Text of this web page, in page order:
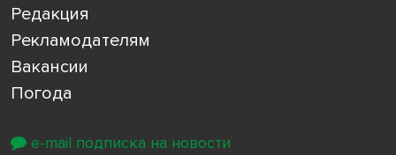
Редакция
Рекламодателям
Вакансии
Погода
e-mail подписка на новости